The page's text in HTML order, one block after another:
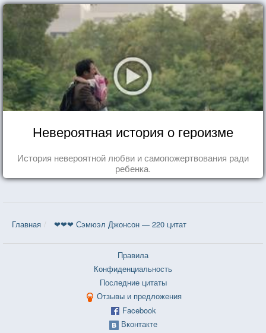
Невероятная история о героизме
История невероятной любви и самопожертвования ради
ребенка.
Главная ❤❤❤ Сэмюэл Джонсон — 220 цитат
Правила
Конфиденциальность
Последние цитаты
Отзывы и предложения
Facebook
Вконтакте